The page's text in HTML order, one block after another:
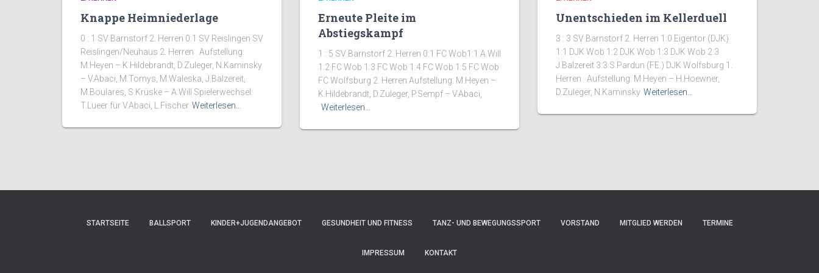
Knappe Heimniederlage
0 : 1 SV Barnstorf 2. Herren 0:1 SV Reislingen SV
Reislingen/Neuhaus 2. Herren Aufstellung:
M.Heyen – K.Hildebrandt, D.Zuleger, N.Kaminsky
– V.Abaci, M.Tomys, M.Waleska, J.Balzereit,
M.Boulares, S.Krüske – A.Will Spielerwechsel:
T.Lueer für V.Abaci, L.Fischer Weiterlesen…
Erneute Pleite im
Abstiegskampf
1 : 5 SV Barnstorf 2. Herren 0:1 FC Wob1:1 A.Will
1:2 FC Wob 1:3 FC Wob 1:4 FC Wob 1:5 FC Wob
FC Wolfsburg 2. Herren Aufstellung: M.Heyen –
K.Hildebrandt, D.Zuleger, P.Sempf – V.Abaci,
Weiterlesen…
Unentschieden im Kellerduell
3 : 3 SV Barnstorf 2. Herren 1:0 Eigentor (DJK)
1:1 DJK Wob 1:2 DJK Wob 1:3 DJK Wob 2:3
J.Balzereit 3:3 S.Pardun (FE.) DJK Wolfsburg 1.
Herren Aufstellung: M.Heyen – H.Hoewner,
D.Zuleger, N.Kaminsky Weiterlesen…
STARTSEITE BALLSPORT KINDER+JUGENDANGEBOT GESUNDHEIT UND FITNESS TANZ- UND BEWEGUNGSSPORT VORSTAND MITGLIED WERDEN TERMINE
IMPRESSUM KONTAKT